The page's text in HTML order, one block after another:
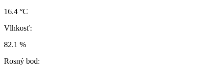
16.4 °C
Vlhkosť:
82.1 %
Rosný bod: